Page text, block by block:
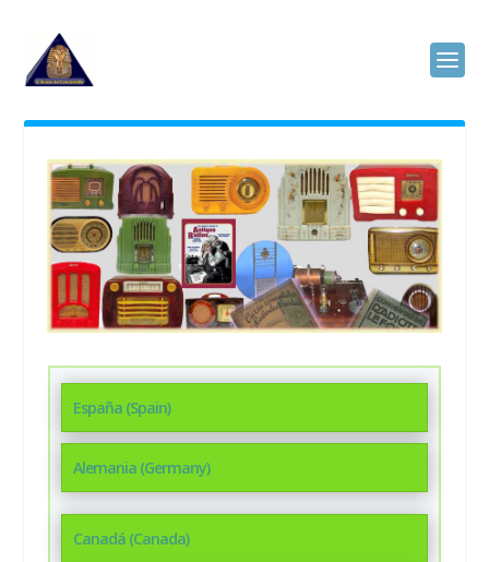
España (Spain)
Alemania (Germany)
Canadá (Canada)